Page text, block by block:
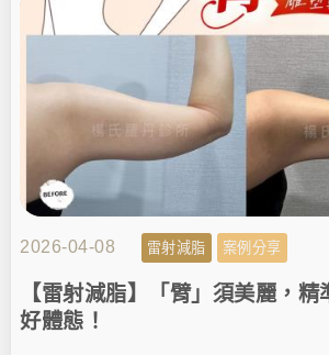
2026-04-08 雷射減脂 案例分享
【雷射減脂】「臂」須美麗，
好體態！